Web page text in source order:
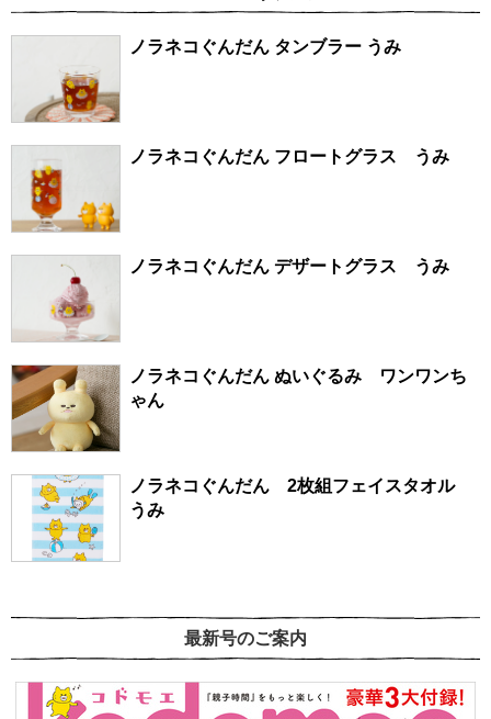
ノラネコぐんだん タンブラー うみ
ノラネコぐんだん フロートグラス うみ
ノラネコぐんだん デザートグラス うみ
ノラネコぐんだん ぬいぐるみ ワンワンち
ゃん
ノラネコぐんだん 2枚組フェイスタオル
うみ
最新号のご案内